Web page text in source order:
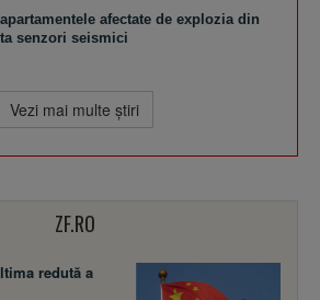
afectate de explozia din
senzori seismici
Vezi mai multe ştiri
ZF.RO
redută a